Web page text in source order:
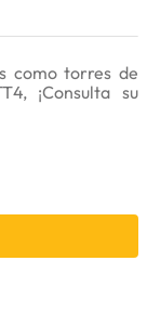
como torres de
¡Consulta su